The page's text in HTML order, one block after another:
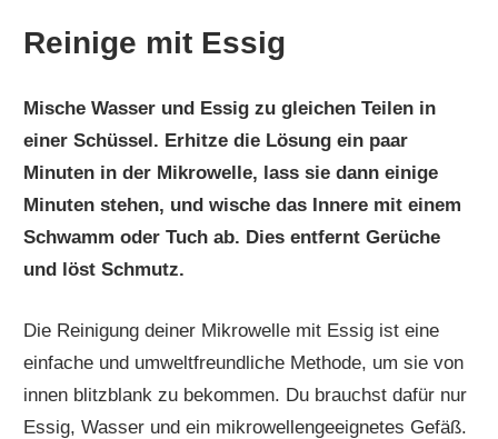
Reinige mit Essig
Mische Wasser und Essig zu gleichen Teilen in
einer Schüssel. Erhitze die Lösung ein paar
Minuten in der Mikrowelle, lass sie dann einige
Minuten stehen, und wische das Innere mit einem
Schwamm oder Tuch ab. Dies entfernt Gerüche
und löst Schmutz.
Die Reinigung deiner Mikrowelle mit Essig ist eine
einfache und umweltfreundliche Methode, um sie von
innen blitzblank zu bekommen. Du brauchst dafür nur
Essig, Wasser und ein mikrowellengeeignetes Gefäß.